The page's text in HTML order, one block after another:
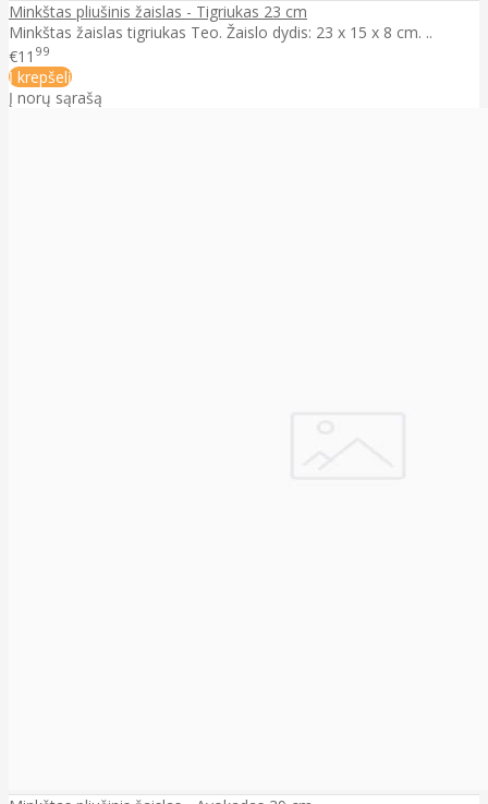
Minkštas pliušinis žaislas - Tigriukas 23 cm
Minkštas žaislas tigriukas Teo. Žaislo dydis: 23 x 15 x 8 cm. ..
€11 99
Į krepšelį
Į norų sąrašą